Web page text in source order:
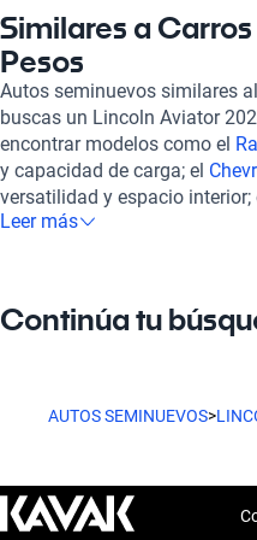
estacionamiento delanteros y
optar por adquirir tu Lincoln
que también te beneficias de
puntos que asegura su
en línea, y ofrecemos
nuestra plataforma cuenta
extendida, brindando
otros modelos similares que
millón de pesos
Similares a
Pesos
Autos seminuevos similares
buscas un Lincoln Aviator
encontrar modelos como el
y capacidad de carga; el
versatilidad y espacio interior;
buscan un vehículo potente y
Leer más
Continúa tu
AUTOS SEMINUEVOS>